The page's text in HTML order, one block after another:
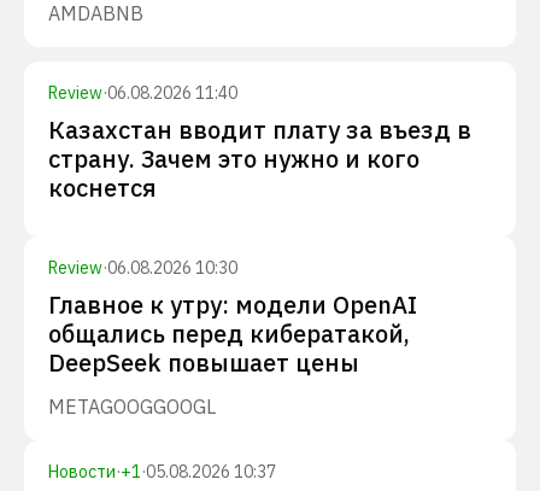
AMDABNB
Review·06.08.2026 11:40
Казахстан вводит плату за въезд в
страну. Зачем это нужно и кого
коснется
Review·06.08.2026 10:30
Главное к утру: модели OpenAI
общались перед кибератакой,
DeepSeek повышает цены
METAGOOGGOOGL
Новости·+1·05.08.2026 10:37